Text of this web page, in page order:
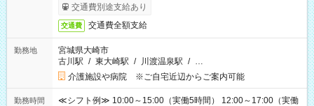
交通費別途支給あり
交通費 交通費全額支給
勤務地
宮城県大崎市
古川駅 / 東大崎駅 / 川渡温泉駅 / …
介護施設や病院 ※ご自宅近辺からご案内可能
勤務時間
≪シフト例≫ 10:00～15:00（実働5時間） 12:00～17:00（実働